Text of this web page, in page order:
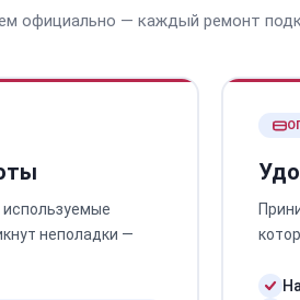
официально — каждый ремонт
неполадки —